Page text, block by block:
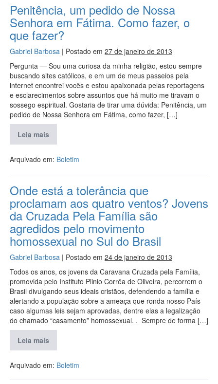
Penitência, um pedido de Nossa
Senhora em Fátima. Como fazer, o
que fazer?
Gabriel Barbosa | Postado em 27 de janeiro de 2013
Pergunta — Sou uma curiosa da minha religião, estou sempre
buscando sites católicos, e em um de meus passeios pela
internet encontrei vocês e estou apaixonada pelas reportagens
e esclarecimentos sobre assuntos que há muito me tiravam o
sossego espiritual. Gostaria de tirar uma dúvida: Penitência, um
pedido de Nossa Senhora em Fátima, como fazer, […]
Leia mais
Arquivado em: Boletim
Onde está a tolerância que
proclamam aos quatro ventos? Jovens
da Cruzada Pela Família são
agredidos pelo movimento
homossexual no Sul do Brasil
Gabriel Barbosa | Postado em 24 de janeiro de 2013
Todos os anos, os jovens da Caravana Cruzada pela Família,
promovida pelo Instituto Plinio Corrêa de Oliveira, percorrem o
Brasil divulgando seus ideais cristãos, defendendo a família e
alertando a população sobre a ameaça que ronda nosso País
caso algumas leis sejam aprovadas, dentre elas a legalização
do chamado “casamento” homossexual. . Sempre de forma […]
Leia mais
Arquivado em: Boletim